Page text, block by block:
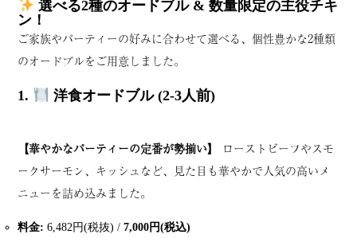
選べる2種のオードブル & 数量限定の主役チキ
ン！
ご家族やパーティーの好みに合わせて選べる、個性豊かな2種類
のオードブルをご用意しました。
1. 洋食オードブル (2-3人前)
【華やかなパーティーの定番が勢揃い】
ローストビーフやスモ
ークサーモン、キッシュなど、見た目も華やかで人気の高いメ
ニューを詰め込みました。
料金: 6,482円(税抜) /7,000円(税込)